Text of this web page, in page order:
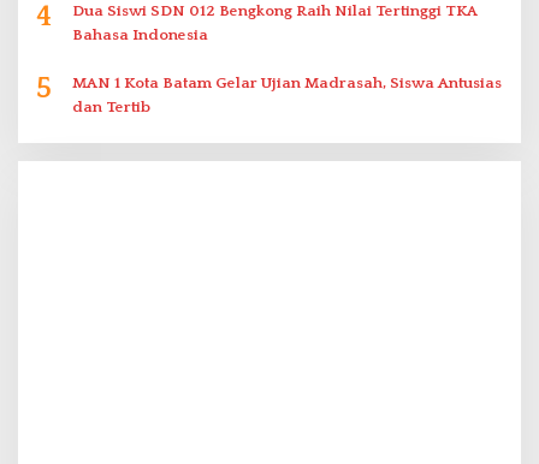
4
Dua Siswi SDN 012 Bengkong Raih Nilai Tertinggi TKA
Bahasa Indonesia
5
MAN 1 Kota Batam Gelar Ujian Madrasah, Siswa Antusias
dan Tertib